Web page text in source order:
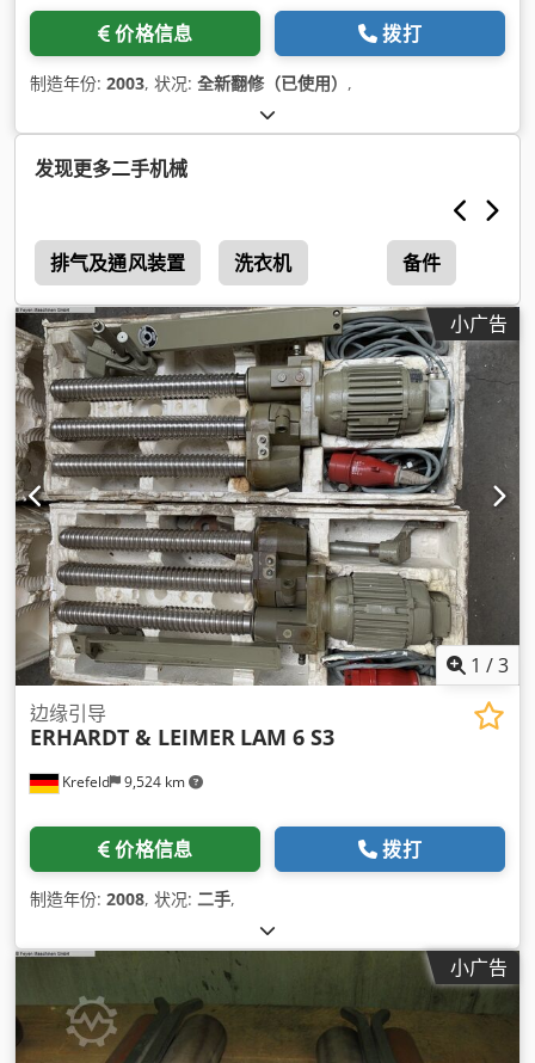
价格信息 拨打
制造年份: 2003, 状况: 全新翻修（已使用） ,
发现更多二手机械
排气及通风装置 洗衣机 备件
小广告
1 /3
Krefeld 9,524 km
边缘引导
ERHARDT & LEIMER LAM 6 S3
价格信息 拨打
制造年份: 2008, 状况: 二手,
小广告